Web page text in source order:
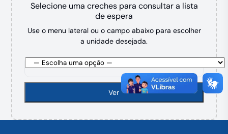
Selecione uma creches para consultar a lista
de espera
Use o menu lateral ou o campo abaixo para escolher
a unidade desejada.
Ver